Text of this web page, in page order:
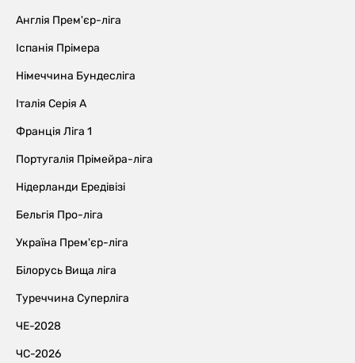
Англія Прем'єр-ліга
Іспанія Прімера
Німеччина Бундесліга
Італія Серія А
Франція Ліга 1
Португалія Прімейра-ліга
Нідерланди Ередівізі
Бельгія Про-ліга
Україна Прем'єр-ліга
Білорусь Вища ліга
Туреччина Суперліга
ЧЕ-2028
ЧС-2026